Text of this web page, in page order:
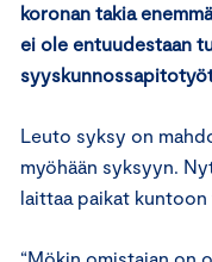
koronan takia
ei ole entuudestaan
Leuto syksy on
myöhään syksyyn.
laittaa paikat kuntoon